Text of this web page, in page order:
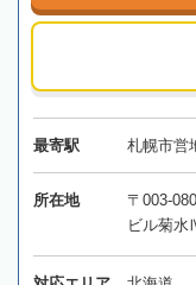
最寄駅 札幌市営
所在地
〒003-
ビル菊